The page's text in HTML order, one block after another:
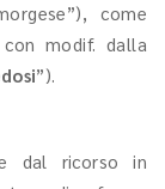
come
modif. dalla
”).
dal ricorso in